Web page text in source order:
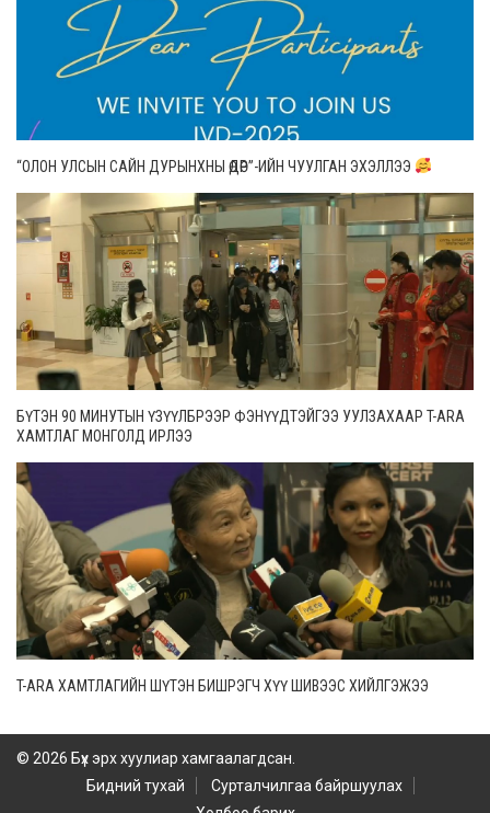
“ОЛОН УЛСЫН САЙН ДУРЫНХНЫ ӨДӨР”-ИЙН ЧУУЛГАН ЭХЭЛЛЭЭ
БҮТЭН 90 МИНУТЫН ҮЗҮҮЛБРЭЭР ФЭНҮҮДТЭЙГЭЭ УУЛЗАХААР T-ARA
ХАМТЛАГ МОНГОЛД ИРЛЭЭ
T-ARA ХАМТЛАГИЙН ШҮТЭН БИШРЭГЧ ХҮҮ ШИВЭЭС ХИЙЛГЭЖЭЭ
© 2026 Бүх эрх хуулиар хамгаалагдсан.
Бидний тухай
Сурталчилгаа байршуулах